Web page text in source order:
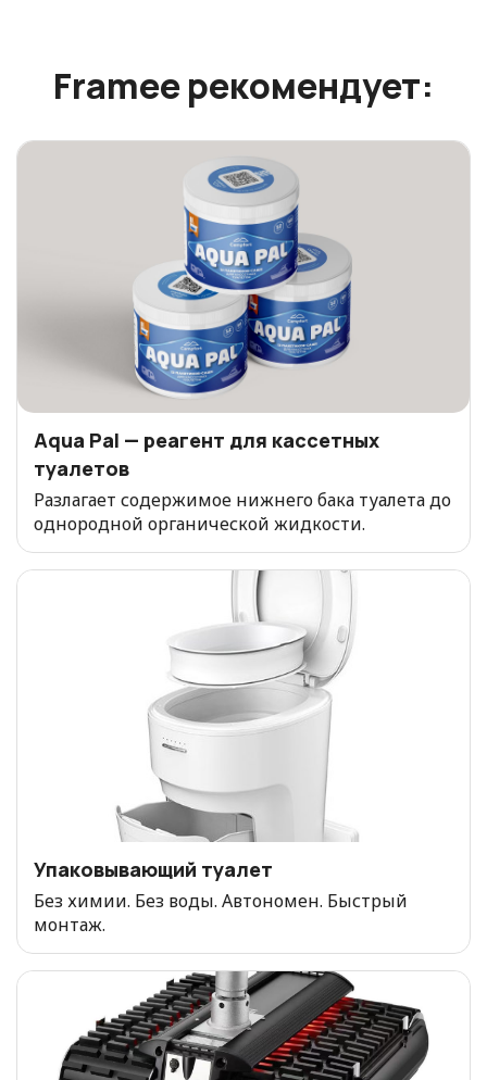
Framee рекомендует:
Aqua Pal — pеагент для кассетных
туалетов
Разлагает содержимое нижнего бака туалета до
однородной органической жидкости.
Упаковывающий туалет
Без химии. Без воды. Автономен. Быстрый
монтаж.